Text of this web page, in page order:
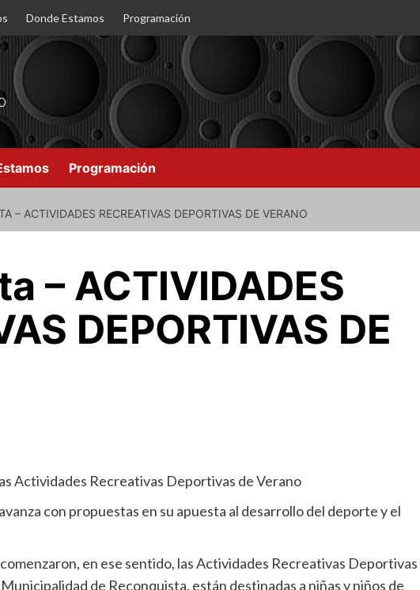
Donde Estamos Programación
Programación
– ACTIVIDADES RECREATIVAS DEPORTIVAS DE VERANO
– ACTIVIDADES
DEPORTIVAS DE
Actividades Recreativas Deportivas de Verano
con propuestas en su apuesta al desarrollo del deporte y el
en ese sentido, las Actividades Recreativas Deportivas
de Reconquista, están destinadas a niñas y niños de